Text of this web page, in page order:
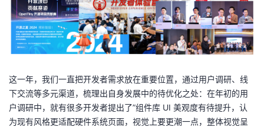
这一年，我们一直把开发者需求放在重要位置，通过用户调研、线
下交流等多元渠道，梳理出自身发展中的待优化之处：在年初的用
户调研中，就有很多开发者提出了”组件库 UI 美观度有待提升，认
为现有风格更适配硬件系统页面，视觉上要更潮一点，整体视觉呈